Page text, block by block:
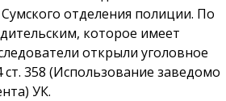
отделения полиции. По
которое имеет
открыли уголовное
ст. 358 (Использование заведомо
УК.